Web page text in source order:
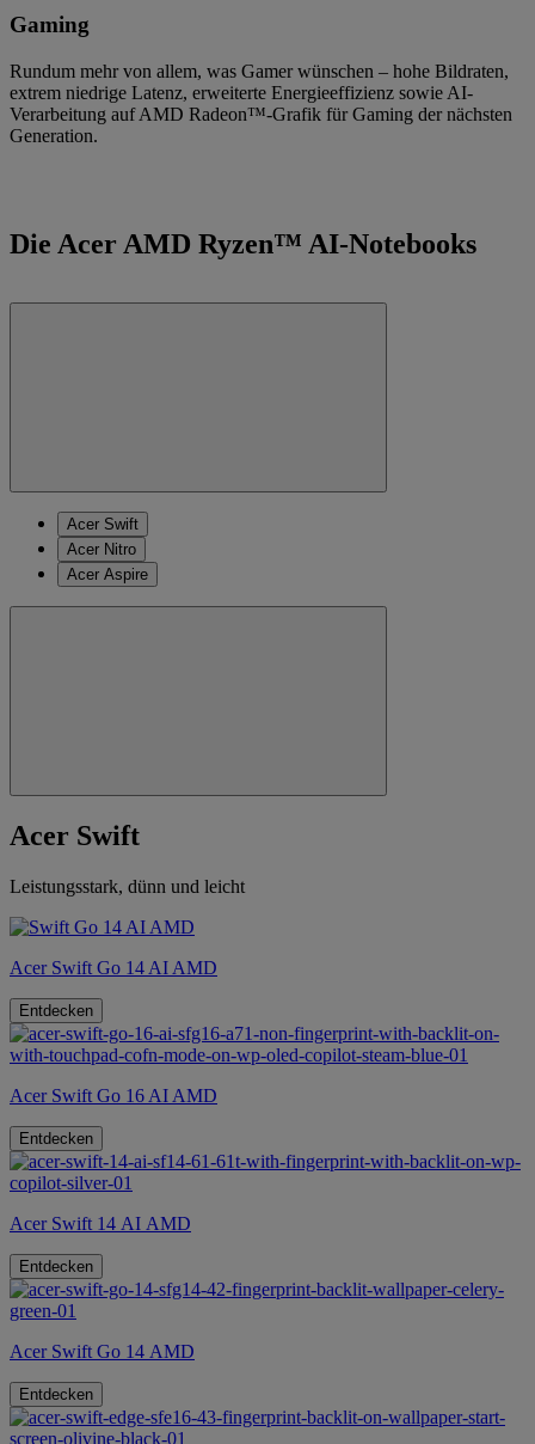
Gaming
Rundum mehr von allem, was Gamer wünschen – hohe Bildraten,
extrem niedrige Latenz, erweiterte Energieeffizienz sowie AI-
Verarbeitung auf AMD Radeon™-Grafik für Gaming der nächsten
Generation.
Die Acer AMD Ryzen™ AI-Notebooks
Acer Swift
Acer Nitro
Acer Aspire
Acer Swift
Leistungsstark, dünn und leicht
Acer Swift Go 14 AI AMD
Entdecken
Acer Swift Go 16 AI AMD
Entdecken
Acer Swift 14 AI AMD
Entdecken
Acer Swift Go 14 AMD
Entdecken